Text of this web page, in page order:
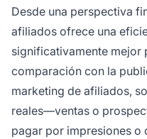
Desde una perspectiva
afiliados ofrece una
significativamente mejor
comparación con la
marketing de afiliados,
reales—ventas o
pagar por impresiones o